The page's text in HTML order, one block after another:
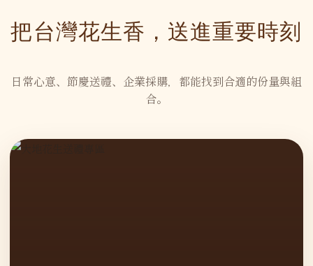
把台灣花生香，送進重要時刻
日常心意、節慶送禮、企業採購，都能找到合適的份量與組
合。